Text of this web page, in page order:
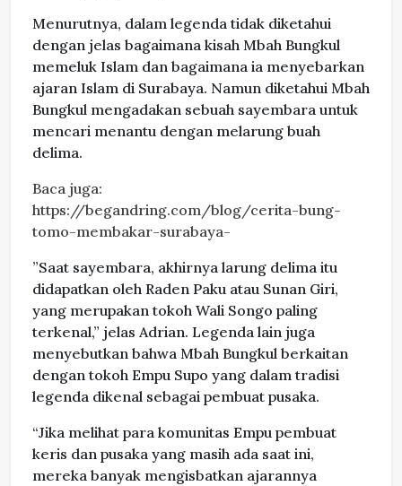
Menurutnya, dalam legenda tidak diketahui
dengan jelas bagaimana kisah Mbah Bungkul
memeluk Islam dan bagaimana ia menyebarkan
ajaran Islam di Surabaya. Namun diketahui Mbah
Bungkul mengadakan sebuah sayembara untuk
mencari menantu dengan melarung buah
delima.
Baca juga:
https://begandring.com/blog/cerita-bung-
tomo-membakar-surabaya-
”Saat sayembara, akhirnya larung delima itu
didapatkan oleh Raden Paku atau Sunan Giri,
yang merupakan tokoh Wali Songo paling
terkenal,” jelas Adrian. Legenda lain juga
menyebutkan bahwa Mbah Bungkul berkaitan
dengan tokoh Empu Supo yang dalam tradisi
legenda dikenal sebagai pembuat pusaka.
“Jika melihat para komunitas Empu pembuat
keris dan pusaka yang masih ada saat ini,
mereka banyak mengisbatkan ajarannya